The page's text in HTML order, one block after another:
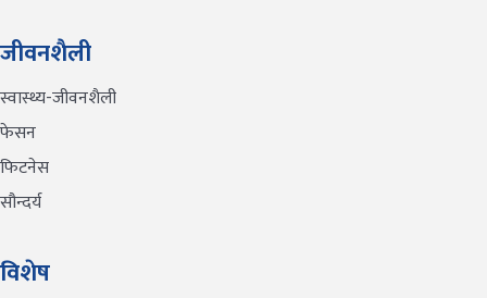
जीवनशैली
स्वास्थ्य-जीवनशैली
फेसन
फिटनेस
सौन्दर्य
विशेष